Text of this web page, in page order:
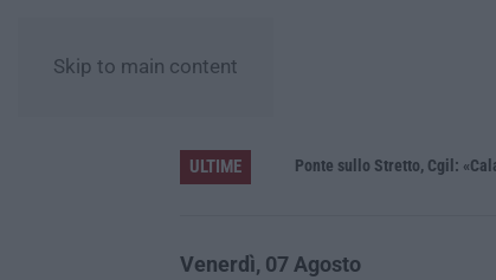
Skip to main content
ULTIME
Unical e la ricerca, la ministra Bernini: «Qui l’astrofisica del futuro, dalla Calabria allo spazio profondo» Ponte sullo Stretto, Cgil:
Venerdì, 07 Agosto